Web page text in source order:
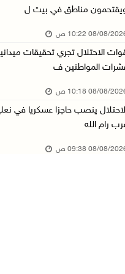
تواصل انتهاكات الاحتلال
قوات الاحتلال تقتحم بيت
مناطق في بيت ل
08/2026 10:22 ص
الاحتلال تجري تحقيقات
المواطنين ف
08/2026 10:18 ص
ينصب حاجزا عسكريا في
رام الله
08/2026 09:38 ص